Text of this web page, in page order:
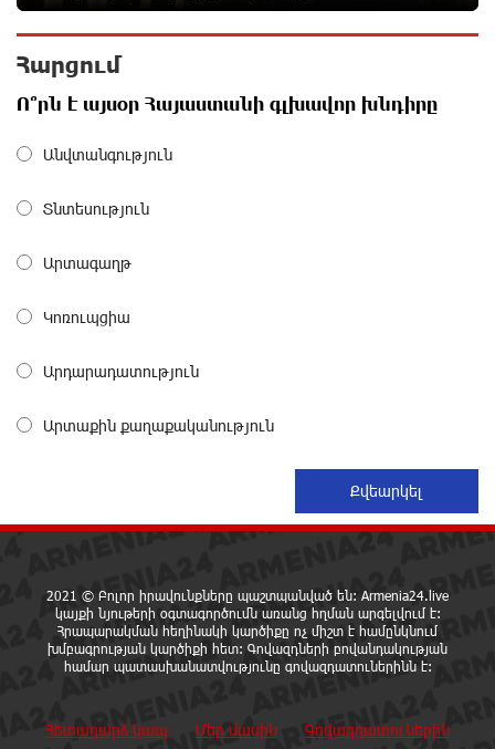
հրաբուխը
վիրավորների մասին
մասին
«Toyota Camry»-ն
Մասկը մերժել է Կիևի խնդրանքը՝ օգտագործել
Starlink-ը Ռուսաստանի դեմ հարվшծները
17 ժամ առաջ
Երևանում և մարզերում էլեկտրաէներգիայի
ընդհատումներ կլինեն
18 ժամ առաջ
լինել
Հարցում
Ո՞րն է այսօր Հայաստանի գլխավոր խնդիրը
Անվտանգություն
Տնտեսություն
Արտագաղթ
Կոռուպցիա
Արդարադատություն
Արտաքին քաղաքականություն
2021 © Բոլոր իրավունքները պաշտպանված են: Armenia24.live
կայքի նյութերի օգտագործումն առանց հղման արգելվում է:
Հրապարակման հեղինակի կարծիքը ոչ միշտ է համընկնում
խմբագրության կարծիքի հետ: Գովազդների բովանդակության
համար պատասխանատվությունը գովազդատուներինն է:
Հետադարձ կապ Մեր մասին Գովազդատուներին